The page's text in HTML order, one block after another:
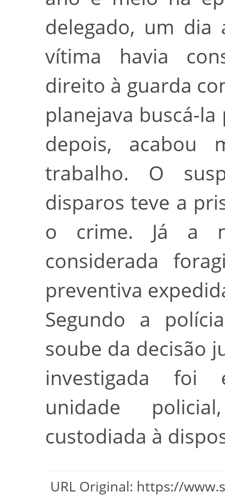
delegado, um dia
vítima havia
direito à guarda
planejava buscá-
depois, acabou
trabalho. O
disparos teve a
o crime. Já a
considerada
preventiva
Segundo a
soube da decisão
investigada foi
unidade
custodiada à
URL Original: https://